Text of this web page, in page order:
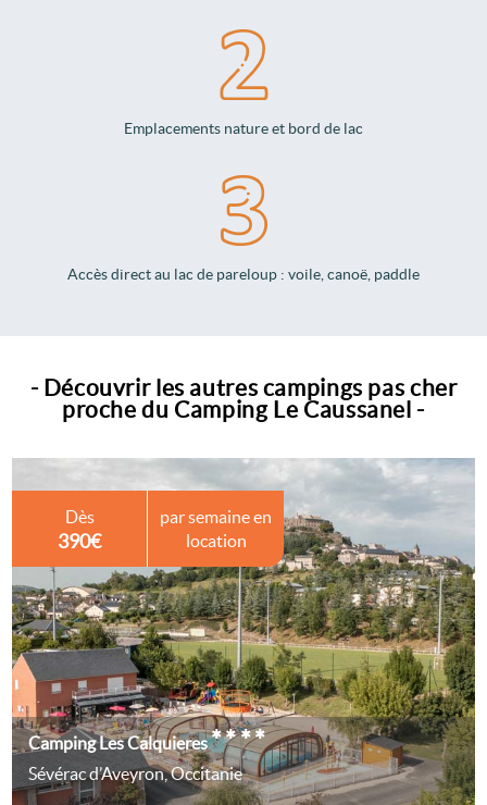
Emplacements nature et bord de lac
Accès direct au lac de pareloup : voile, canoë, paddle
- Découvrir les autres campings pas cher
proche du Camping Le Caussanel -
Dès
390€
par semaine en
location
Camping Les Calquieres****
Sévérac d’Aveyron, Occitanie